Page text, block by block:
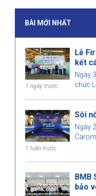
BÀI MỚI NHẤT
1 ngày trước
Lễ
kết
dự
Phú 1
Ngày
chức
1 tuần trước
Sôi
Ngày
BMB
bảo